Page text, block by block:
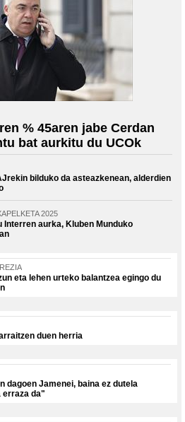
% 45aren jabe Cerdan
bat aurkitu du UCOk
bilduko da asteazkenean, alderdien
2025
aurka, Kluben Munduko
eta lehen urteko balantzea egingo du
duen herria
dagoen Jamenei, baina ez dutela
da"